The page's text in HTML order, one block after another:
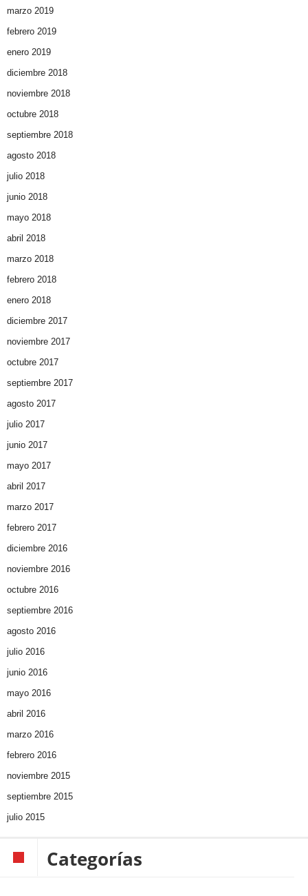
marzo 2019
febrero 2019
enero 2019
diciembre 2018
noviembre 2018
octubre 2018
septiembre 2018
agosto 2018
julio 2018
junio 2018
mayo 2018
abril 2018
marzo 2018
febrero 2018
enero 2018
diciembre 2017
noviembre 2017
octubre 2017
septiembre 2017
agosto 2017
julio 2017
junio 2017
mayo 2017
abril 2017
marzo 2017
febrero 2017
diciembre 2016
noviembre 2016
octubre 2016
septiembre 2016
agosto 2016
julio 2016
junio 2016
mayo 2016
abril 2016
marzo 2016
febrero 2016
noviembre 2015
septiembre 2015
julio 2015
Categorías